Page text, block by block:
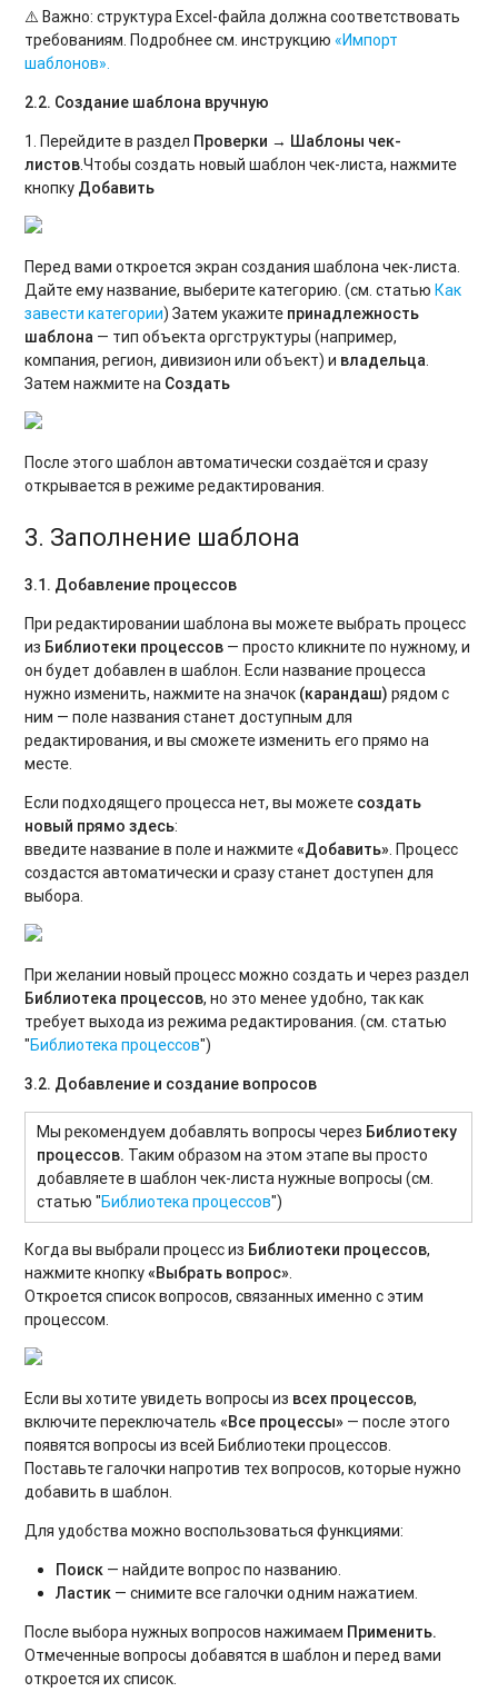
⚠️ Важно: структура Excel-файла должна соответствовать
требованиям. Подробнее см. инструкцию «Импорт
шаблонов».
2.2. Создание шаблона вручную
1. Перейдите в раздел Проверки → Шаблоны чек-
листов.Чтобы создать новый шаблон чек-листа, нажмите
кнопку Добавить
Перед вами откроется экран создания шаблона чек-листа.
Дайте ему название, выберите категорию. (см. статьюКак
завести категории) Затем укажите принадлежность
шаблона — тип объекта оргструктуры (например,
компания, регион, дивизион или объект) и владельца
Затем нажмите на Создать
После этого шаблон автоматически создаётся и сразу
открывается в режиме редактирования.
3. Заполнение шаблона
3.1. Добавление процессов
При редактировании шаблона вы можете выбрать процесс
из Библиотеки процессов — просто кликните по нужному, и
он будет добавлен в шаблон. Если название процесса
нужно изменить, нажмите на значок (карандаш) рядом с
ним — поле названия станет доступным для
редактирования, и вы сможете изменить его прямо на
месте.
Если подходящего процесса нет, вы можете создать
новый прямо здесь:
введите название в поле и нажмите«Добавить». Процесс
создастся автоматически и сразу станет доступен для
выбора.
При желании новый процесс можно создать и через раздел
Библиотека процессов, но это менее удобно, так как
требует выхода из режима редактирования. (см. статью
"Библиотека процессов")
3.2. Добавление и создание вопросов
Мы рекомендуем добавлять вопросы через Библиотеку
процессов. Таким образом на этом этапе вы просто
добавляете в шаблон чек-листа нужные вопросы (см.
статью "Библиотека процессов")
Когда вы выбрали процесс из Библиотеки процессов,
нажмите кнопку«Выбрать вопрос».
Откроется список вопросов, связанных именно с этим
процессом.
Если вы хотите увидеть вопросы из всех процессов,
включите переключатель«Все процессы» — после этого
появятся вопросы из всей Библиотеки процессов.
Поставьте галочки напротив тех вопросов, которые нужно
добавить в шаблон.
Для удобства можно воспользоваться функциями:
Поиск — найдите вопрос по названию.
Ластик — снимите все галочки одним нажатием.
После выбора нужных вопросов нажимаем Применить.
Отмеченные вопросы добавятся в шаблон и перед вами
откроется их список.